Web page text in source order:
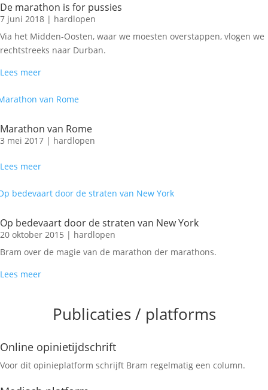
De marathon is for pussies
7 juni 2018 | hardlopen
Via het Midden-Oosten, waar we moesten overstappen, vlogen we
rechtstreeks naar Durban.
Lees meer
Marathon van Rome
3 mei 2017 | hardlopen
Lees meer
Op bedevaart door de straten van New York
20 oktober 2015 | hardlopen
Bram over de magie van de marathon der marathons.
Lees meer
Publicaties / platforms
Online opinietijdschrift
Voor dit opinieplatform schrijft Bram regelmatig een column.